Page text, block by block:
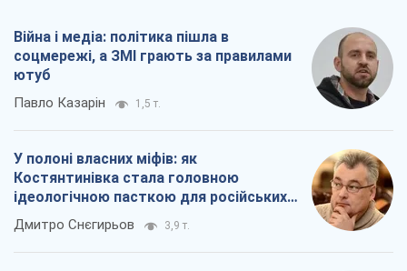
Війна і медіа: політика пішла в
соцмережі, а ЗМІ грають за правилами
ютуб
Павло Казарін 1,5 т.
У полоні власних міфів: як
Костянтинівка стала головною
ідеологічною пасткою для російських
окупантів
Дмитро Снєгирьов 3,9 т.